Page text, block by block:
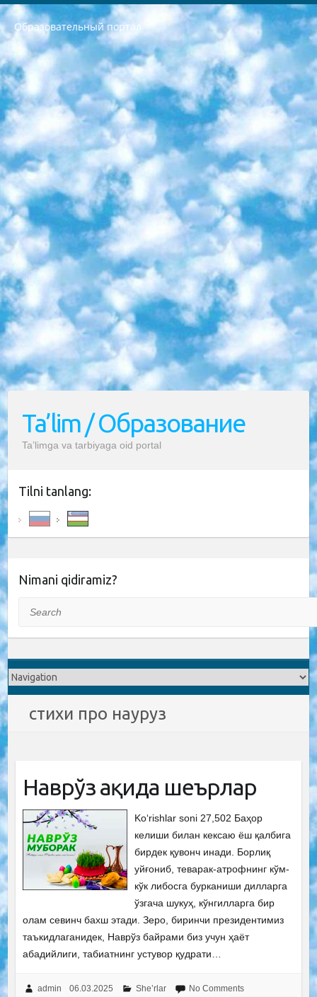
Образовательный портал
РЕСПУБЛИКА УЗБЕКИСТАН МИНИСТРЕРСТВО ДОШКОЛЬНОГО И ШКОЛЬНОГО ОБРАЗОВАНИЯ КОМАНДА в общеобразовательных учреждениях в 2023-2024 учебном году организация и проведение итоговой государственной аттестации обучающихся о Министра дошкольного и школьного образования Республики Узбекистан от 4 марта 2008 года (постановлением Минюста от 20 марта 2008 года № 1778 государственной регистрации) «Итоговое состояние учащихся общего среднего образования на основании положения об утверждении положения об аттестации общего среднего образования выпускной экзамен студентов в образовательных учреждениях в 2023-2024 учебном году В целях организации и прохождения аттестации приказываю: 1. Следующее: перечень предметов, по которым будет проводиться итоговая государственная аттестация и экзамен формы перевода согласно приложению 1; сертификаты международного образца, оценивающие уровень владения иностранными языками перечень согласно приложению 2; 2. Педагогический при специализированных образовательных учреждениях. научно-практический центр квалификации и международной оценки (Д.Давидова) 2024 г. До 25 марта: задания по предметам, по которым будет проводиться итоговая аттестация разработка и утверждение технических условий; итоговая аттестация на основании разработанного предметного задания разработка вопросов по предметам (устно и письменно), экзамен передача; общеобразовательные средние школы и специальные учебные заведения учащиеся выпускных классов школ и интернатов в агентской системе подготовка базы данных экзаменационных материалов и критериев оценки; перевод базы экзаменационных материалов на все языки обучения подать в Республиканский образовательный центр для изготовления; варианты экзаменов на основе разработанных контрольных материалов пусть будут поставлены задачи формирования. 3. Республиканский образовательный центр (Ш.Худайкулов) до 5 апреля 2024 года. до: база данных предоставленных экзаменационных материалов на все языки обучения перевод и экспертиза; для слепых, слабовидящих, глухих, слабослышащих и умственно отсталых детей учащиеся выпускных классов специализированных школ и школ-интернатов база данных экзаменационных материалов на всех преподаваемых языках подготовка критериев оценки; специализированные школы для умственно отсталых детей и технологии для учащихся выпускных классов школ-интернатов разработка соответствующих рекомендаций и критериев проведения ЕГЭ по естествознанию давать задания. 4. Педагогический при специализированных образовательных учреждениях. Научно-практический центр навыков и международной оценки (Д.Давидова), Республика образовательный центр (Худайкулов Ш.) итоговый государственный аттестационный экзамен ориентирован на творческое и логическое мышление при подготовке базы материалов учитывать введение заданий. 5. Следует отметить, что: сертификат государственного образца о знании общеобразовательного предмета и как минимум национальный уровень B1 по предметам на иностранных языках, указанным в Приложении 2. или международно признанный сертификат эквивалентного уровня студенты, изучающие определенный предмет, освобождаются от экзамена; по соответствующим предметам запланирована итоговая государственная аттестация за день до дня, путем жеребьевки Рабочей группой (в письменной форме по предметам, проводимым в форме) из числа сформированных вариантов выбрано 2 варианта; 2 выбранных варианта экзамена анонсированы на официальном сайте министерства и все выпускники по всей стране на основе этих вариантов проводит итоговую государственную аттестацию. 6. Государственное образование учащихся средних общеобразовательных учреждений. знания в соответствии с квалификационными требованиями, которые необходимо приобрести на основании стандартов итоговый (выпускной) контроль для 9 и 11 классов в целях тестирования Экзамены (далее – экзамены) состоят из предметов, перечисленных в приложении 1. будет сделано. 7. Экзамены пройдут с 26 мая по 15 июня 2024 г. (кроме науки физического воспитания). 8. Физическая для учащихся 9 классов общесредних образовательных учреждений. Экзамены по предмету «Образование, квалификация медицина» 1-6 мая 2024 года. сотрудники перевести под присмотр (с отклонениями в физическом или умственном развитии) специализированная школа для детей, школы-интернаты и со сколиозом школы-интернаты санаторного типа для больных детей исключены). 9. Он был слепым, слабовидящим и имел нарушения опорно-двигательного аппарата. экзамены в специализированных школах и интернатах для детей должны проводиться исходя из требований, предъявляемых к общеобразовательным учреждениям (физкультура кроме науки). 10. Специализированная школа для глухих и слабослышащих детей. и экзамены в интернатах и быть реализован в виде письменного теста по математике. 11. Специальность для умственно отсталых детей. Для 9 класса Родной язык и литературное письмо Государственный язык (язык обучения – узбекский). для неклассов) написано Математическое письмо Письменная/устная история Узбекистана Физическое воспитание практично Итоговый контроль Для 11 класса Написание родного языка и литературы (эссе) Математическое письмо Узбекский язык (обучение на узбекском языке) не посещающее общее среднее образование для учреждений)/Образовательное учреждение выбор письменный и устный Иностранный язык письменный/устный Письменная/устная история Узбекистана *По выбору студента:  Химия  Физика  Основы государственного права  География 10 бесплатных образовательных ресурсов - Мы составили подборку онлайн-проектов с интерактивными упражнениями, видеолекциями и статьями. Они помогут вам обрести новые и освежить старые знания бесплатно. 1. «ИНТУИТ» Старейшая образовательная площадка Рунета. Здесь вы найдёте сотни текстовых и видеокурсов на десятки различных тем — от программирования до психологии. Многие курсы подготовлены российскими университетами и крупными международными компаниями вроде Intel и Microsoft. Самостоятельное обучение бесплатное, но желающие могут оплатить услуги персональных наставников. 2. «Смартия» знакомит с актуальными профессиями и подсказывает, как им обучаться. Выбрав заинтересовавшую вас специальность — SMM-специалист, фотограф, веб-дизайнер или другую, — увидите список необходимых для неё умений. Чтобы вы могли освоить их самостоятельно, для каждого умения площадка отображает подборку ссылок на учебные материалы. Хотя «Смартия» ориентируется на русскоязычную аудиторию, часть контента всё же доступна только на английском. 3. «Лекторий Физтеха» Проект Московского физико-технического института (Физтеха). С его помощью вы можете смотреть онлайн серии лекций, записанные на видео в этом вузе. В числе доступных предметов — физика, биология, химия, информационные технологии и другие. К некоторым лекциям администрация ресурса прилагает готовые конспекты, которые можно скачивать в PDF-формате. 4. ITMOcourses Онлайн-площадка Санкт-Петербургского национального исследовательского университета информационных технологий, механики и оптики (ИТМО). Ресурс предоставляет свободный доступ к курсам, разработанным в этом вузе. Каталог материалов разбит на четыре категории: «Оптические системы и технологии», «Приборостроение и робототехника», «Информационные технологии» и «Биотехнологии». Курсы состоят из видеолекций, интерактивных демонстраций и заданий. 5. «КиберЛенинка» Электронная научная библиотека открытого доступа. Каталог площадки регулярно обрастает текстами статей из различных научных изданий. Сгруппированные по журналам и рубрикам публикации можно читать онлайн или скачивать целиком в PDF-формате. Проект нацелен на популяризацию науки за счёт открытого доступа к качественной информации. 6. «ПостНаука» На этом ресурсе публикуют подборки видеолекций, составленные экспертами из разных отраслей и объединённые общими темами. Среди них, к примеру, есть серии «Биоинформатика и геномика», «Культура средневековой Скандинавии» и Cinema Studies о теории кино. Каждая подборка лекций — логически связанная история, рассказанная экспертом от первого лица. Кроме того, на сайте появляются научно-образовательные статьи и тесты на разные темы. 7. «Newочём» Команда проекта «Newочём» отбирает самые интересные тексты из англоязычных СМИ и переводит те из них, за которые голосуют участники сообщества «ВКонтакте». По большей части это научно-популярные статьи. Редакторы придумывают лишь заголовки, в остальном содержание переводов соответствует оригиналам. Полные тексты можно читать прямо в социальной сети. 8. InternetUrok Онлайн-база материалов по основным дисциплинам школьной программы. Информация на сайте структурирована по классам, предметам и темам (урокам). Каждый урок состоит из видеолекций и конспектов. Есть также интерактивные тренажёры и тесты для закрепления пройденного материала. Даже если вы давно окончили школу, возможность повторить программу старших классов всегда может пригодиться. 9. Edutainme Ещё один ресурс об образовании. В отличие от Newtonew, как мне кажется, Edutainme больше ориентируется на представителей индустрии: педагогов, предпринимателей, разработчиков образовательных проектов. Но и любой, кто просто стремится к саморазвитию, найдёт на сайте много полезного и интересного для себя. Например, информацию о новых курсах и образовательных сервисах. 10. Newtonew Онлайн-медиа об образовании и обучении в широком смысле. Авторы Newtonew пишут об инструментах, заведениях, тактиках и стратегиях, которые помогают учить других и получать новые знания самостоятельно. На этой площадке вы найдёте новости, обзоры, аналитические мат
Ta’lim / Образование
Ta’limga va tarbiyaga oid portal
Tilni tanlang:
Nimani qidiramiz?
стихи про науруз
Наврўз ҳақида шеърлар
Ko‘rishlar soni 27,502 Баҳор
келиши билан кексаю ёш қалбига
бирдек қувонч инади. Борлиқ
уйғониб, теварак-атрофнинг кўм-
кўк либосга бурканиши дилларга
ўзгача шукуҳ, кўнгилларга бир
олам севинч бахш этади. Зеро, биринчи президентимиз
таъкидлаганидек, Наврўз байрами биз учун ҳаёт
абадийлиги, табиатнинг устувор қудрати…
admin 06.03.2025 She’rlar No Comments